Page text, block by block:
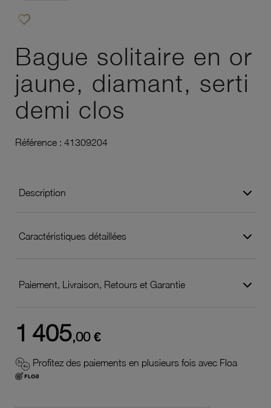
favorite_border
Bague solitaire en or
jaune, diamant, serti
demi clos
Référence : 41309204
Description
Caractéristiques détaillées
Paiement, Livraison, Retours et Garantie
1 405,00 €
Profitez des paiements en plusieurs fois avec Floa